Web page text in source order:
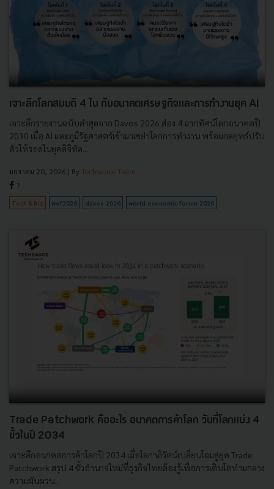
เจาะลึกโลกสมมติ 4 ใบ กับอนาคตเศรษฐกิจและการทำงานยุค AI
เจาะลึกรายงานฉบับล่าสุดจาก Davos 2026 ส่อง 4 ฉากทัศน์โลกอนาคตปี
2030 เมื่อ AI และภูมิรัฐศาสตร์เข้ามาเขย่าโลกการทำงาน พร้อมกลยุทธ์ปรับ
ตัวให้รอดในยุคดิจิทัล...
มกราคม 20, 2026 | By Techsauce Team
7
Tech & Biz wef2026 davos-2026 world-economic-forum-2026
Trade Patchwork คืออะไร อนาคตการค้าโลก วันที่โลกแบ่ง 4
ขั้วในปี 2034
เจาะลึกอนาคตการค้าโลกปี 2034 เมื่อโลกาภิวัตน์เปลี่ยนโฉมสู่ยุค Trade
Patchwork สรุป 4 ขั้วอำนาจใหม่ที่ธุรกิจไทยต้องรู้เพื่อการเติบโตท่ามกลาง
ความผันผวน...